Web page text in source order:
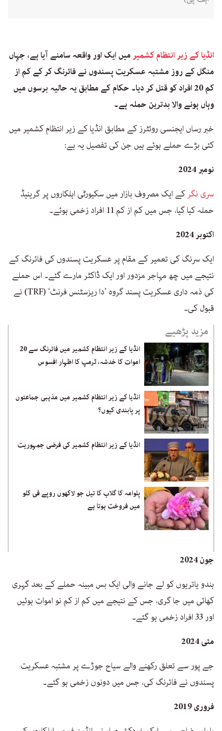
انڈیا کے زیر انتظام کشمیر میں ایک اور واقعہ سامنے آیا ہے، جہاں
منگل کے روز مشتبہ عسکریت پسندوں نے فائرنگ کر کے کم از
کم 20 افراد کو قتل کر دیا۔ حکام کے مطابق یہ حالیہ برسوں میں
وہاں ہونے والا بدترین حملہ ہے۔
خبر رساں ایجنسی روئٹرز کے مطابق انڈیا کے زیر انتظام کشمیر میں
کئی بڑے حملے ہوئے ہیں جن کی تفصیل یہ ہے:
نومبر 2024
سری نگر کے ایک مصروف بازار میں سکیورٹی اہلکاروں پر گرینیڈ
حملہ کیا گیا، جس میں کم از کم 11 افراد زخمی ہوئے۔
اکتوبر 2024
ایک سرنگ کی تعمیر کے مقام پر عسکریت پسندوں کی فائرنگ کے
نتیجے میں چھ مہاجر مزدور اور ایک ڈاکٹر مارے گئے۔ اس حملے
کی ذمہ داری عسکریت پسند گروہ ’دا ریزسٹنس فرنٹ‘ (TRF) نے
قبول کی۔
مزید پڑھیے
انڈیا کے زیر انتظام کشمیر میں فائرنگ سے 20
اموات کا خدشہ، ٹرمپ کا اظہار افسوس
انڈیا کے زیر انتظام کشمیر میں مذہبی جماعتوں
پر پابندی کیوں؟
انڈیا کے زیر انتظام کشمیر کی فرضی جمہوریت
پلوامہ کا گلاب کا تیل جو لاکھوں روپے فی کلو
میں فروخت ہوتا ہے
جون 2024
ہندو یاتریوں کو لے جانے والی ایک بس مبینہ حملے کے بعد گہری
کھائی میں جا گری، جس کے نتیجے میں کم از کم نو اموات ہوئیں
اور 33 افراد زخمی ہو گئے۔
مئی 2024
جے پور سے تعلق رکھنے والے سیاح جوڑے پر مشتبہ عسکریت
پسندوں نے فائرنگ کی، جس میں دونوں زخمی ہو گئے۔
فروری 2019